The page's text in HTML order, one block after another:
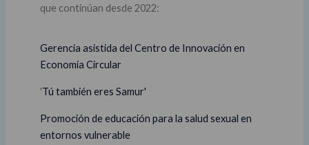
que continúan desde 2022:
Gerencia asistida del Centro de Innovación en
Economía Circular
'Tú también eres Samur'
Promoción de educación para la salud sexual en
entornos vulnerable